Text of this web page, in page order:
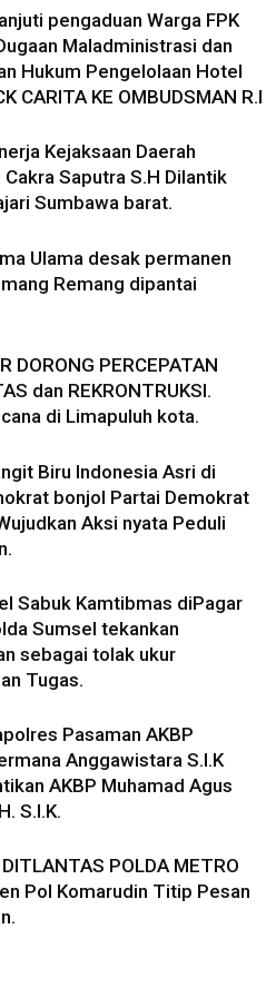
pengaduan Warga FPK
Maladministrasi dan
Hukum Pengelolaan Hotel
CARITA KE OMBUDSMAN R.I
Kejaksaan Daerah
Saputra S.H Dilantik
Sumbawa barat.
Ulama desak permanen
Remang dipantai
DORONG PERCEPATAN
dan REKRONTRUKSI.
di Limapuluh kota.
Biru Indonesia Asri di
bonjol Partai Demokrat
Aksi nyata Peduli
Sabuk Kamtibmas diPagar
Sumsel tekankan
sebagai tolak ukur
Tugas.
Pasaman AKBP
Anggawistara S.I.K
AKBP Muhamad Agus
S.I.K.
POLDA METRO
Pol Komarudin Titip Pesan